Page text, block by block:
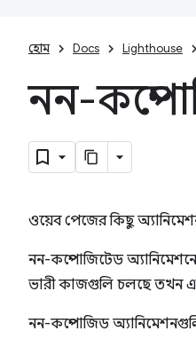
হোম Docs Lighthouse
নন-
ওয়েব পেজের কিছু
নন-কম্পোজিটেড
ভারী কাজগুলি চলছে তখন
নন-কম্পোজিড